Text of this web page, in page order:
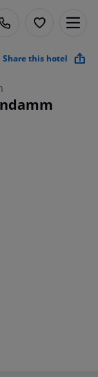
Share this hotel